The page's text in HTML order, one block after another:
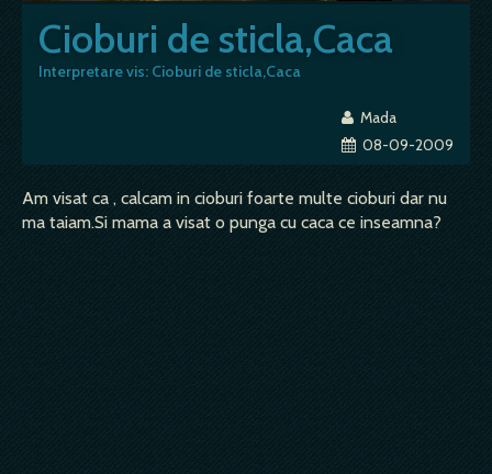
Cioburi de sticla,Caca
Interpretare vis: Cioburi de sticla,Caca
Mada
08-09-2009
Am visat ca , calcam in cioburi foarte multe cioburi dar nu
ma taiam.Si mama a visat o punga cu caca ce inseamna?